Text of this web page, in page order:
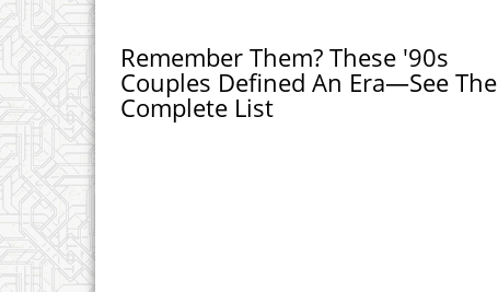
Remember Them? These '90s
Couples Defined An Era—See The
Complete List